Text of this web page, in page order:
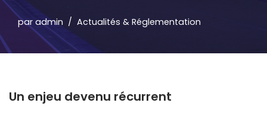
par admin Actualités & Réglementation
Un enjeu devenu récurrent